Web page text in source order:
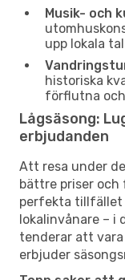
Musik- och
upp lokala
historiska
förflutna
Lågsäsong:
erbjudanden
Att resa under
bättre priser och
perfekta tillfället
lokalinvånare – i
tenderar att
erbjuder